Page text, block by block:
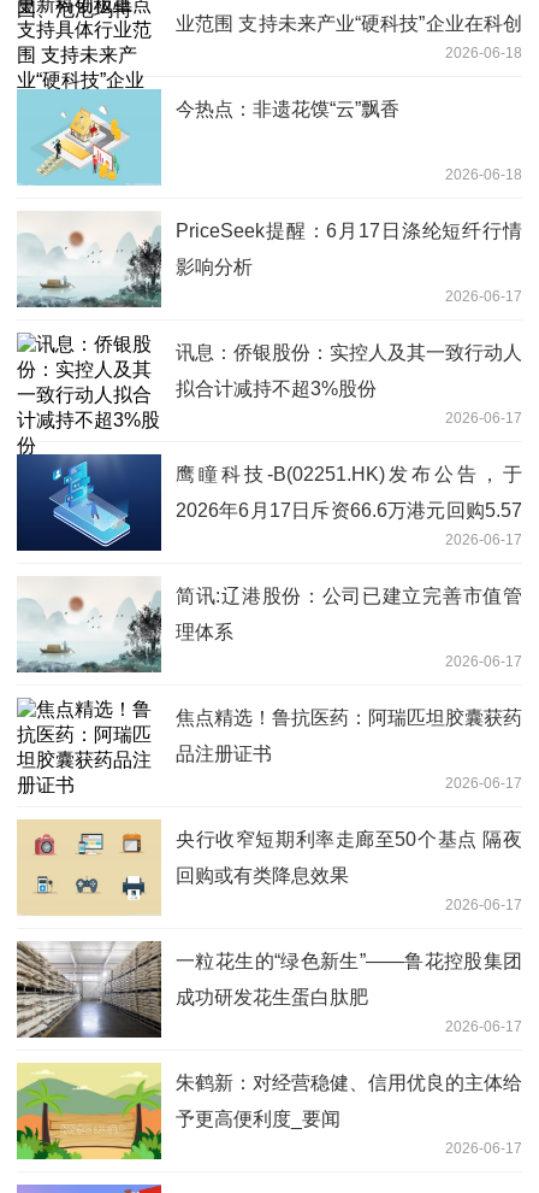
业范围 支持未来产业“硬科技”企业在科创
2026-06-18
今热点：非遗花馍“云”飘香
2026-06-18
PriceSeek提醒：6月17日涤纶短纤行情
影响分析
2026-06-17
讯息：侨银股份：实控人及其一致行动人
拟合计减持不超3%股份
2026-06-17
鹰瞳科技-B(02251.HK)发布公告，于
2026年6月17日斥资66.6万港元回购5.57
2026-06-17
简讯:辽港股份：公司已建立完善市值管
理体系
2026-06-17
焦点精选！鲁抗医药：阿瑞匹坦胶囊获药
品注册证书
2026-06-17
央行收窄短期利率走廊至50个基点 隔夜
回购或有类降息效果
2026-06-17
一粒花生的“绿色新生”——鲁花控股集团
成功研发花生蛋白肽肥
2026-06-17
朱鹤新：对经营稳健、信用优良的主体给
予更高便利度_要闻
2026-06-17